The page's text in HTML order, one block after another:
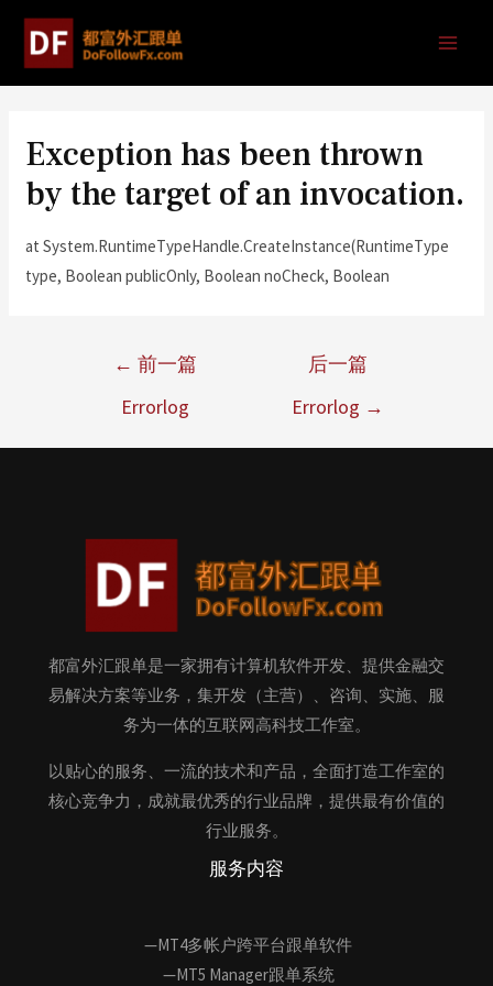
Exception has been thrown
by the target of an invocation.
at System.RuntimeTypeHandle.CreateInstance(RuntimeType
type, Boolean publicOnly, Boolean noCheck, Boolean
← 前一篇
Errorlog
后一篇
Errorlog →
都富外汇跟单是一家拥有计算机软件开发、提供金融交
易解决方案等业务，集开发（主营）、咨询、实施、服
务为一体的互联网高科技工作室。
以贴心的服务、一流的技术和产品，全面打造工作室的
核心竞争力，成就最优秀的行业品牌，提供最有价值的
行业服务。
服务内容
—MT4多帐户跨平台跟单软件
—MT5 Manager跟单系统